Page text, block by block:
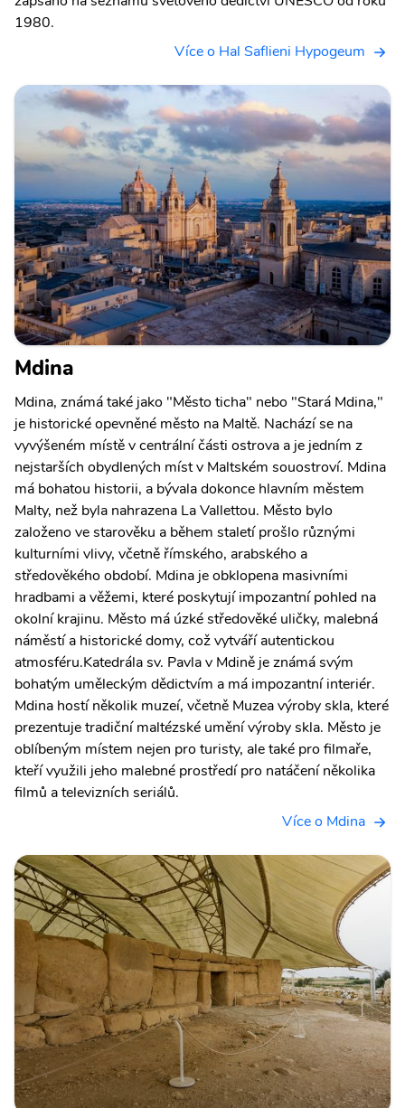
1980.
Více o Hal Saflieni Hypogeum
Mdina
Mdina, známá také jako "Město ticha" nebo "Stará Mdina,"
je historické opevněné město na Maltě. Nachází se na
vyvýšeném místě v centrální části ostrova a je jedním z
nejstarších obydlených míst v Maltském souostroví. Mdina
má bohatou historii, a bývala dokonce hlavním městem
Malty, než byla nahrazena La Vallettou. Město bylo
založeno ve starověku a během staletí prošlo různými
kulturními vlivy, včetně římského, arabského a
středověkého období. Mdina je obklopena masivními
hradbami a věžemi, které poskytují impozantní pohled na
okolní krajinu. Město má úzké středověké uličky, malebná
náměstí a historické domy, což vytváří autentickou
atmosféru.Katedrála sv. Pavla v Mdině je známá svým
bohatým uměleckým dědictvím a má impozantní interiér.
Mdina hostí několik muzeí, včetně Muzea výroby skla, které
prezentuje tradiční maltézské umění výroby skla. Město je
oblíbeným místem nejen pro turisty, ale také pro filmaře,
kteří využili jeho malebné prostředí pro natáčení několika
filmů a televizních seriálů.
Více o Mdina